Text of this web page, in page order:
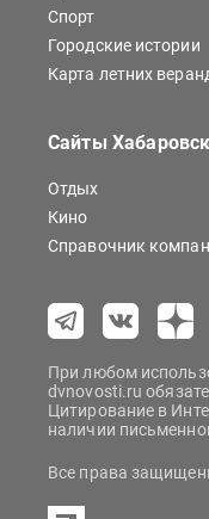
Спорт
Городские истории
Карта летних
Сайты
Отдых
Кино
Справочник
При любом
dvnovosti.ru
Цитирование в
наличии
Все права